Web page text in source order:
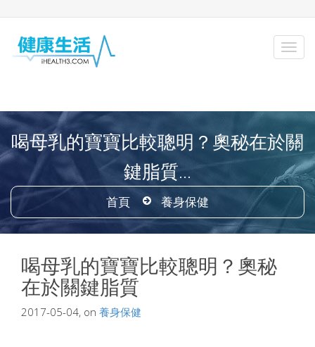
喝母乳的寶寶比較聰明？奧秘在於關
鍵脂質...
首頁 養身保健
喝母乳的寶寶比較聰明？奧秘
在於關鍵脂質
2017-05-04, on 養身保健